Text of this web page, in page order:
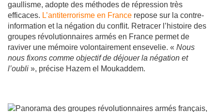
gaullisme, adopte des méthodes de répression très
efficaces. L’antiterrorisme en France repose sur la contre-
information et la négation du conflit. Retracer l’histoire des
groupes révolutionnaires armés en France permet de
raviver une mémoire volontairement ensevelie. « Nous
nous fixons comme objectif de déjouer la négation et
l’oubli », précise Hazem el Moukaddem.